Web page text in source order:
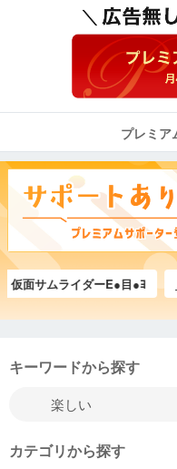
プレミア
ライダーE●目●ﾖ きづき＠
キーワードから探す
カテゴリから探す